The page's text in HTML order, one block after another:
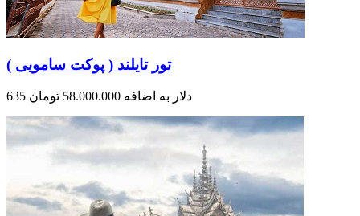
تور تایلند ( پوکت سامویی )
635 دلار به اضافه 58.000.000 تومان